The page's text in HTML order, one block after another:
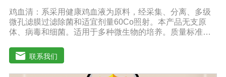
鸡血清：系采用健康鸡血液为原料，经采集、分离、多级
微孔滤膜过滤除菌和适宜剂量60Co照射。本产品无支原
体、病毒和细菌。适用于多种微生物的培养。质量标准：
1000ml/瓶保存：-15℃―-20℃有效期：5年注意事项：解
冻：采用逐步解冻法（ -20℃→2-8℃→ 室温），可减少沉
淀的产生使血清质量不会受到影响。
联系我们